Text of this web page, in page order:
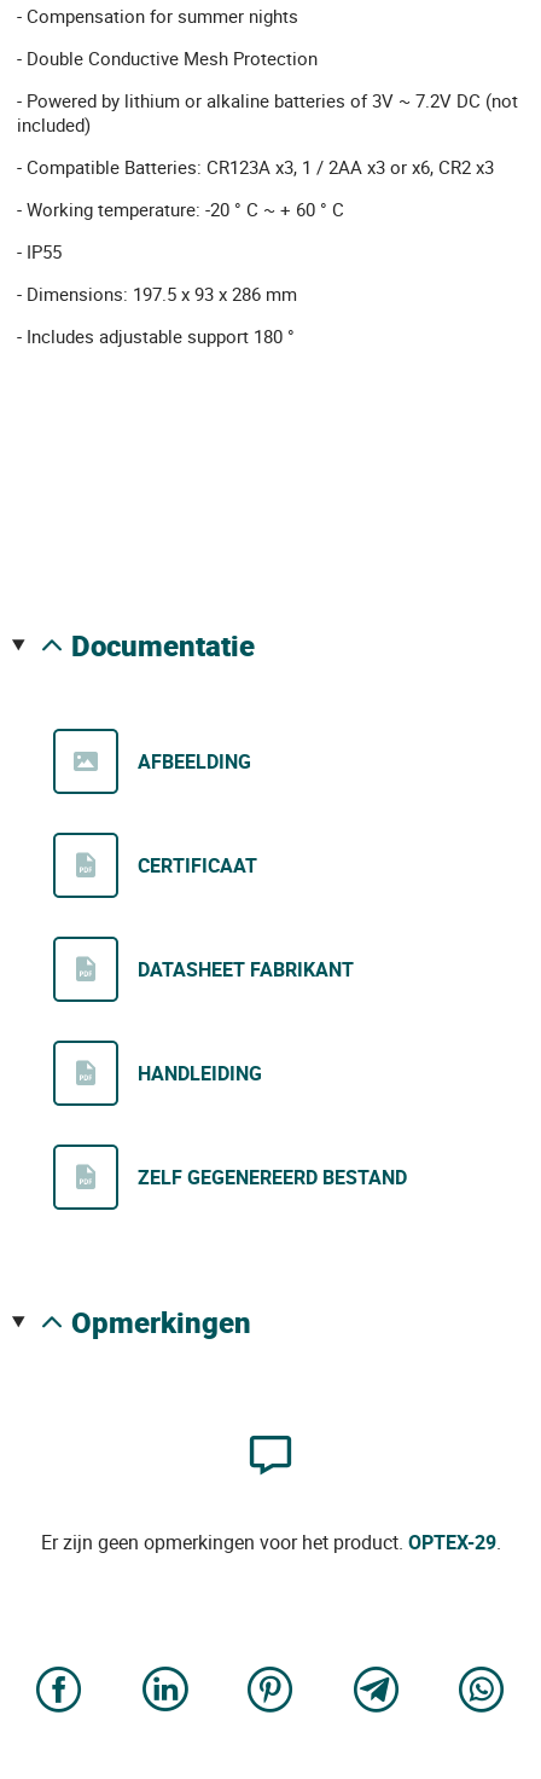
- Compensation for summer nights
- Double Conductive Mesh Protection
- Powered by lithium or alkaline batteries of 3V ~ 7.2V DC (not
included)
- Compatible Batteries: CR123A x3, 1 / 2AA x3 or x6, CR2 x3
- Working temperature: -20 ° C ~ + 60 ° C
- IP55
- Dimensions: 197.5 x 93 x 286 mm
- Includes adjustable support 180 °
documentatie
AFBEELDING
CERTIFICAAT
DATASHEET FABRIKANT
HANDLEIDING
ZELF GEGENEREERD BESTAND
opmerkingen
Er zijn geen opmerkingen voor het product. OPTEX-29.